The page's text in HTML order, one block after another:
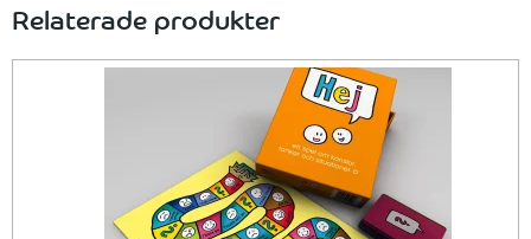
Relaterade produkter